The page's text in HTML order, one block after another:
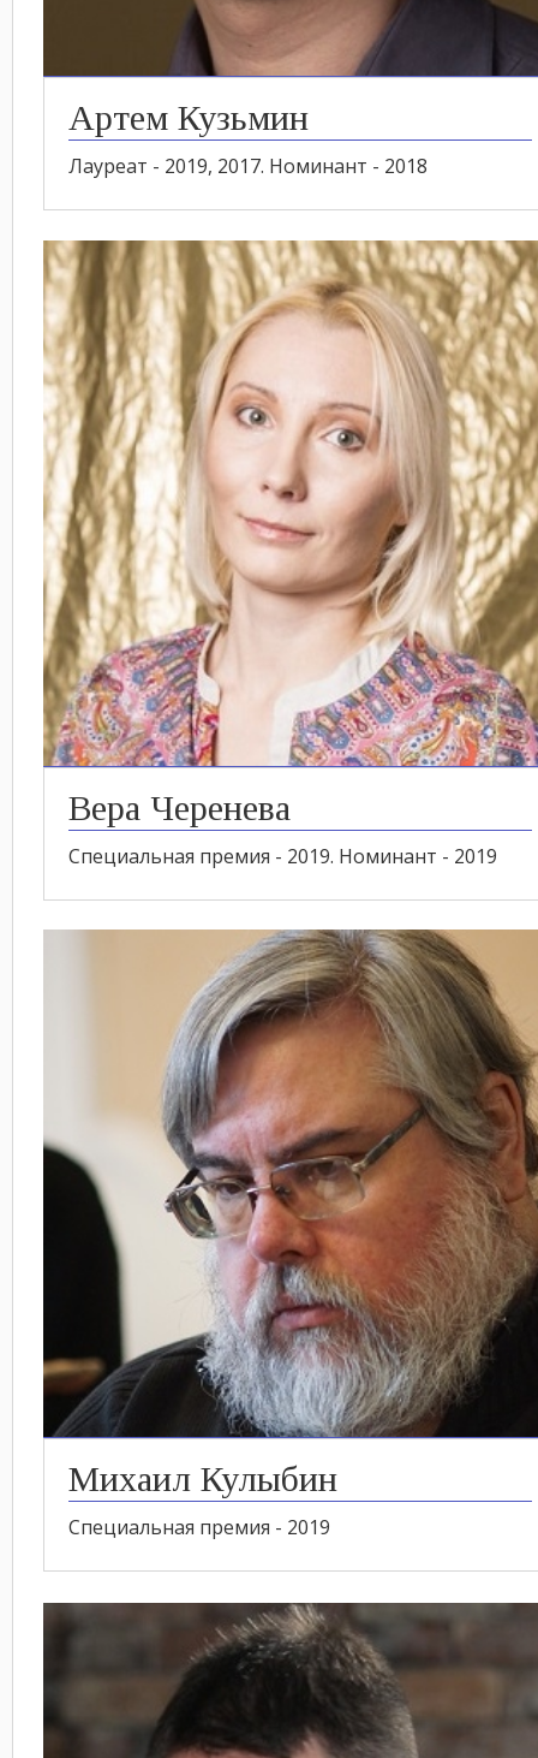
Артем Кузьмин
Лауреат - 2019, 2017. Номинант - 2018
Вера Черенева
Специальная премия - 2019. Номинант - 2019
Михаил Кулыбин
Специальная премия - 2019